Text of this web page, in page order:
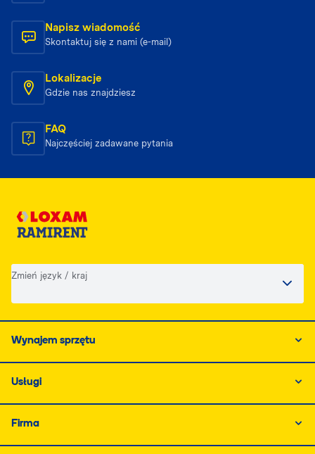
Napisz wiadomość
Skontaktuj się z nami (e-mail)
Lokalizacje
Gdzie nas znajdziesz
FAQ
Najczęściej zadawane pytania
Zmień język / kraj
Wynajem sprzętu
Usługi
Firma